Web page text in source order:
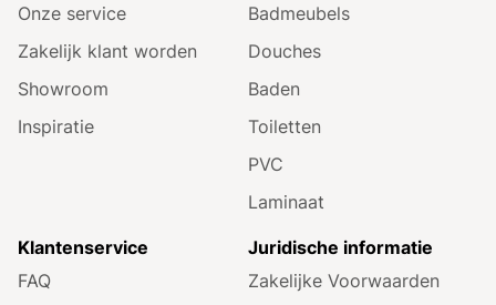
Onze service
Zakelijk klant worden
Showroom
Inspiratie
Badmeubels
Douches
Baden
Toiletten
PVC
Laminaat
Klantenservice
FAQ
Juridische informatie
Zakelijke Voorwaarden